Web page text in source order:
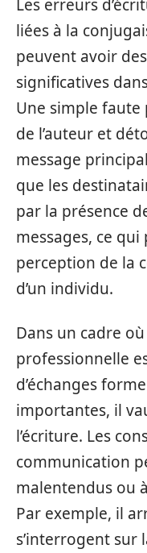
Les erreurs
liées à la
peuvent avoir
significatives
Une simple
de l’auteur et
message
que les
par la présence
messages, ce
perception de la
d’un individu.
Dans un cadre
professionnelle
d’échanges
importantes, il
l’écriture. Les
communication
malentendus ou
Par exemple, il
s’interrogent sur